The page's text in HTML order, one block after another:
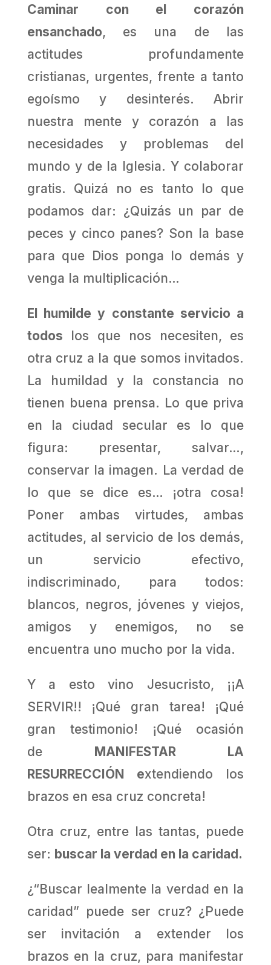
Caminar con el corazón
ensanchado, es una de las
actitudes profundamente
cristianas, urgentes, frente a tanto
egoísmo y desinterés. Abrir
nuestra mente y corazón a las
necesidades y problemas del
mundo y de la Iglesia. Y colaborar
gratis. Quizá no es tanto lo que
podamos dar: ¿Quizás un par de
peces y cinco panes? Son la base
para que Dios ponga lo demás y
venga la multiplicación…
El humilde y constante servicio a
todos los que nos necesiten, es
otra cruz a la que somos invitados.
La humildad y la constancia no
tienen buena prensa. Lo que priva
en la ciudad secular es lo que
figura: presentar, salvar…,
conservar la imagen. La verdad de
lo que se dice es… ¡otra cosa!
Poner ambas virtudes, ambas
actitudes, al servicio de los demás,
un servicio efectivo,
indiscriminado, para todos:
blancos, negros, jóvenes y viejos,
amigos y enemigos, no se
encuentra uno mucho por la vida.
Y a esto vino Jesucristo, ¡¡A
SERVIR!! ¡Qué gran tarea! ¡Qué
gran testimonio! ¡Qué ocasión
de MANIFESTAR LA
RESURRECCIÓN extendiendo los
brazos en esa cruz concreta!
Otra cruz, entre las tantas, puede
ser: buscar la verdad en la caridad.
¿“Buscar lealmente la verdad en la
caridad” puede ser cruz? ¿Puede
ser invitación a extender los
brazos en la cruz, para manifestar